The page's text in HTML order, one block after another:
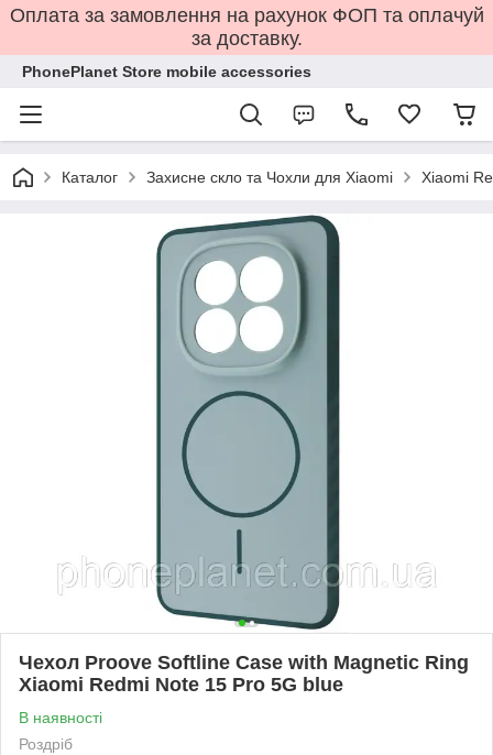
Оплата за замовлення на рахунок ФОП та оплачуй
за доставку.
PhonePlanet Store mobile accessories
Каталог Захисне скло та Чохли для Xiaomi Xiaomi
Чехол Proove Softline Case with Magnetic Ring
Xiaomi Redmi Note 15 Pro 5G blue
В наявності
Роздріб